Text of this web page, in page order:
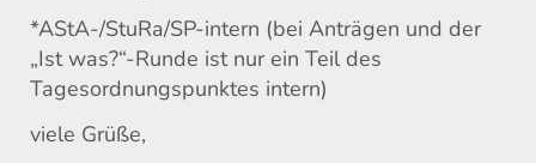
*AStA-/StuRa/SP-intern (bei Anträgen und der
„Ist was?“-Runde ist nur ein Teil des
Tagesordnungspunktes intern)
viele Grüße,